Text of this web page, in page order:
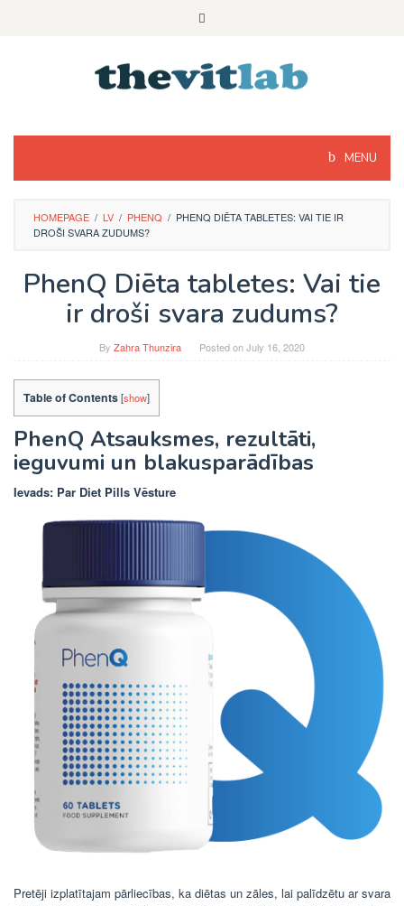
MENU
HOMEPAGE / LV / PHENQ / PHENQ DIĒTA TABLETES: VAI TIE IR
DROŠI SVARA ZUDUMS?
PhenQ Diēta tabletes: Vai tie
ir droši svara zudums?
By Zahra Thunzira Posted onJuly 16, 2020
Table of Contents[show]
PhenQ Atsauksmes, rezultāti,
ieguvumi un blakusparādības
Ievads: Par Diet Pills Vēsture
Pretēji izplatītajam pārliecības, ka diētas un zāles, lai palīdzētu ar svara